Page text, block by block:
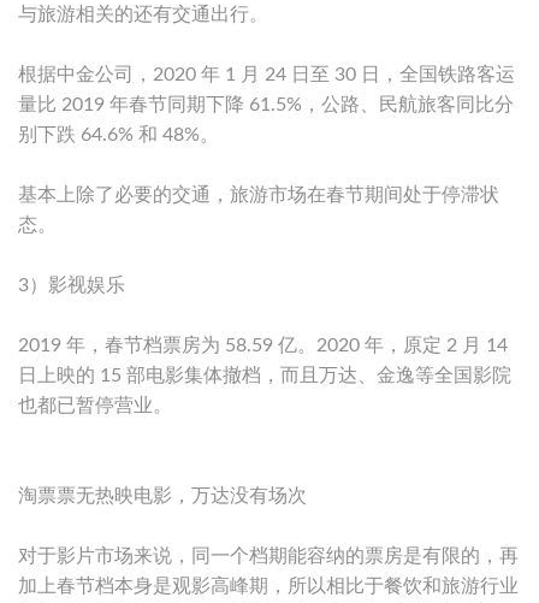
与旅游相关的还有交通出行。
根据中金公司，2020 年 1 月 24 日至 30 日，全国铁路客运
量比 2019 年春节同期下降 61.5%，公路、民航旅客同比分
别下跌 64.6% 和 48%。
基本上除了必要的交通，旅游市场在春节期间处于停滞状
态。
3）影视娱乐
2019 年，春节档票房为 58.59 亿。2020 年，原定 2 月 14
日上映的 15 部电影集体撤档，而且万达、金逸等全国影院
也都已暂停营业。
淘票票无热映电影，万达没有场次
对于影片市场来说，同一个档期能容纳的票房是有限的，再
加上春节档本身是观影高峰期，所以相比于餐饮和旅游行业